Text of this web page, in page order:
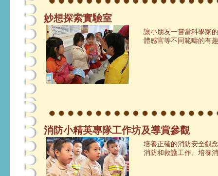
妙想探索實驗室
讓小朋友一嘗當科學家
體感官等不同範疇的有
消防小精英專隊工作坊及導賞參觀
培養正確的消防安全觀
消防和救護工作、培養